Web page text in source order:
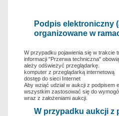
Podpis elektroniczny
organizowane w
W przypadku pojawienia się w trakcie
informacji "Przerwa techniczna"
ależy odświeżyć przeglądarkę.
komputer z przeglądarką internetową
dostęp do sieci Internet
Aby wziąć udział w aukcji z podpisem
wszystkim zastosować się do
wraz z założeniami aukcji.
W przypadku aukcji z